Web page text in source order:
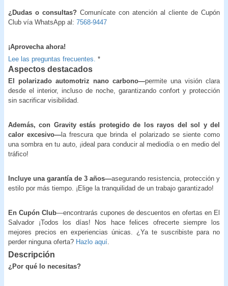
¿Dudas o consultas? Comunícate con atención al cliente de Cupón
Club vía WhatsApp al: 7568-9447
¡Aprovecha ahora!
Lee las preguntas frecuentes. *
Aspectos destacados
El polarizado automotriz nano carbono—permite una visión clara
desde el interior, incluso de noche, garantizando confort y protección
sin sacrificar visibilidad.
Además, con Gravity estás protegido de los rayos del sol y del
calor excesivo— la frescura que brinda el polarizado se siente como
una sombra en tu auto, ¡ideal para conducir al mediodía o en medio del
tráfico!
Incluye una garantía de 3 años—asegurando resistencia, protección y
estilo por más tiempo. ¡Elige la tranquilidad de un trabajo garantizado!
En Cupón Club—encontrarás cupones de descuentos en ofertas en El
Salvador ¡Todos los días! Nos hace felices ofrecerte siempre los
mejores precios en experiencias únicas. ¿Ya te suscribiste para no
perder ninguna oferta? Hazlo aquí
Descripción
¿Por qué lo necesitas?